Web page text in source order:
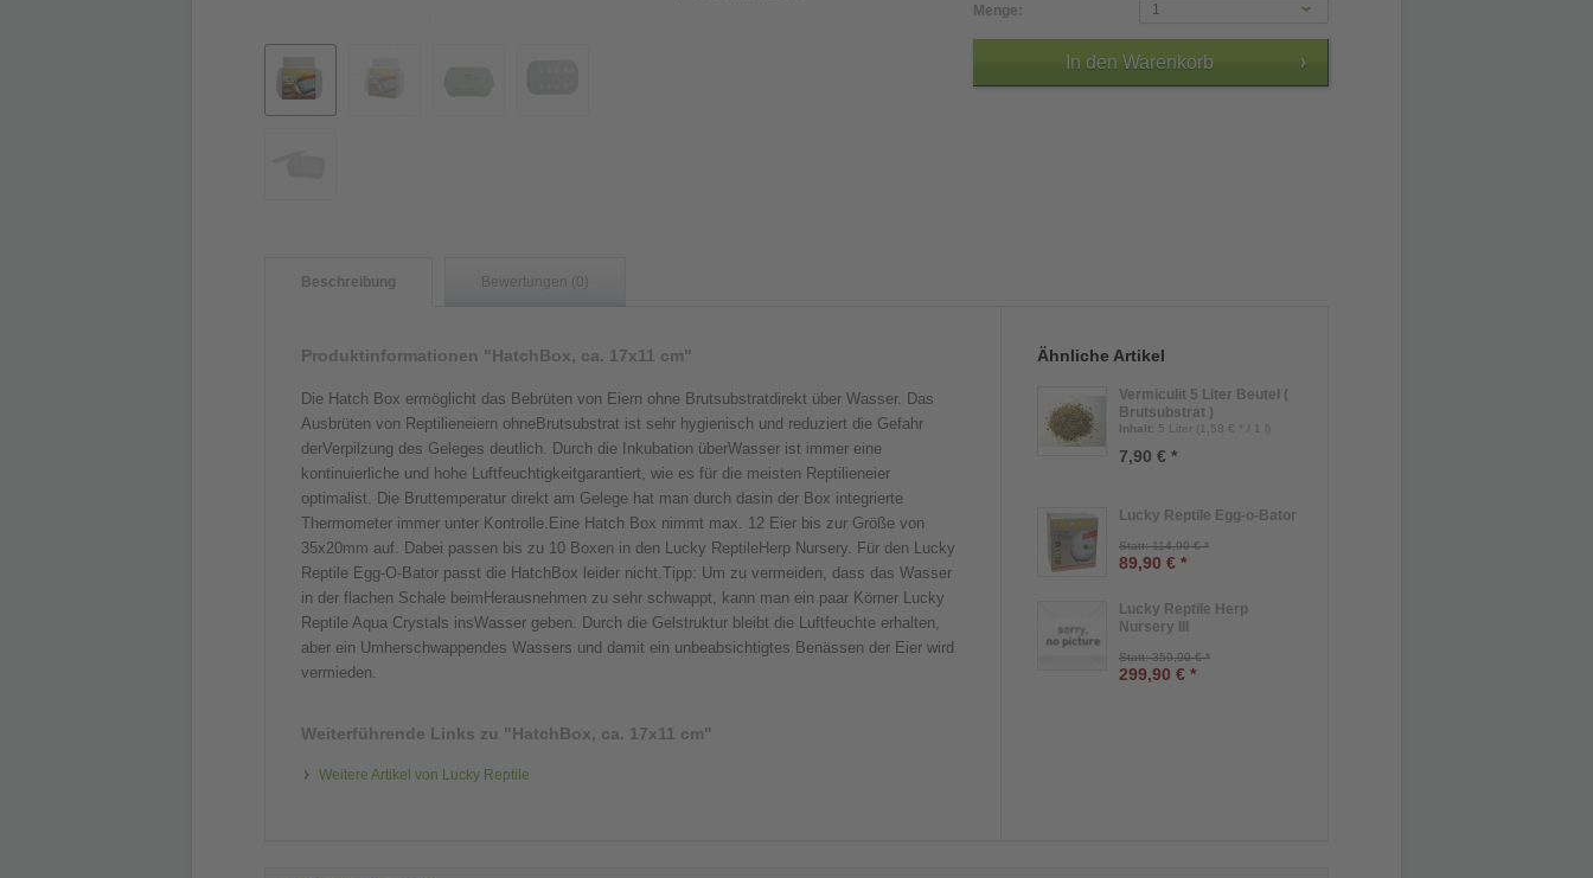
Menge: 1
Beschreibung Bewertungen (0)
Produktinformationen "HatchBox, ca. 17x11 cm"
Die Hatch Box ermöglicht das Bebrüten von Eiern ohne Brutsubstratdirekt über Wasser. Das
Ausbrüten von Reptilieneiern ohneBrutsubstrat ist sehr hygienisch und reduziert die Gefahr
derVerpilzung des Geleges deutlich. Durch die Inkubation überWasser ist immer eine
kontinuierliche und hohe Luftfeuchtigkeitgarantiert, wie es für die meisten Reptilieneier
optimalist. Die Bruttemperatur direkt am Gelege hat man durch dasin der Box integrierte
Thermometer immer unter Kontrolle.Eine Hatch Box nimmt max. 12 Eier bis zur Größe von
35x20mm auf. Dabei passen bis zu 10 Boxen in den Lucky ReptileHerp Nursery. Für den Lucky
Reptile Egg-O-Bator passt die HatchBox leider nicht.Tipp: Um zu vermeiden, dass das Wasser
in der flachen Schale beimHerausnehmen zu sehr schwappt, kann man ein paar Körner Lucky
Reptile Aqua Crystals insWasser geben. Durch die Gelstruktur bleibt die Luftfeuchte erhalten,
aber ein Umherschwappendes Wassers und damit ein unbeabsichtigtes Benässen der Eier wird
vermieden.
Weiterführende Links zu "HatchBox, ca. 17x11 cm"
Weitere Artikel von Lucky Reptile
Ähnliche Artikel
Vermiculit 5 Liter Beutel (
Brutsubstrat )
Inhalt: 5 Liter (1,58 € * / 1 l)
7,90 € *
Lucky Reptile Egg-o-Bator
Statt: 114,90 € *
89,90 € *
Lucky Reptile Herp
Nursery III
Statt: 359,90 € *
299,90 € *